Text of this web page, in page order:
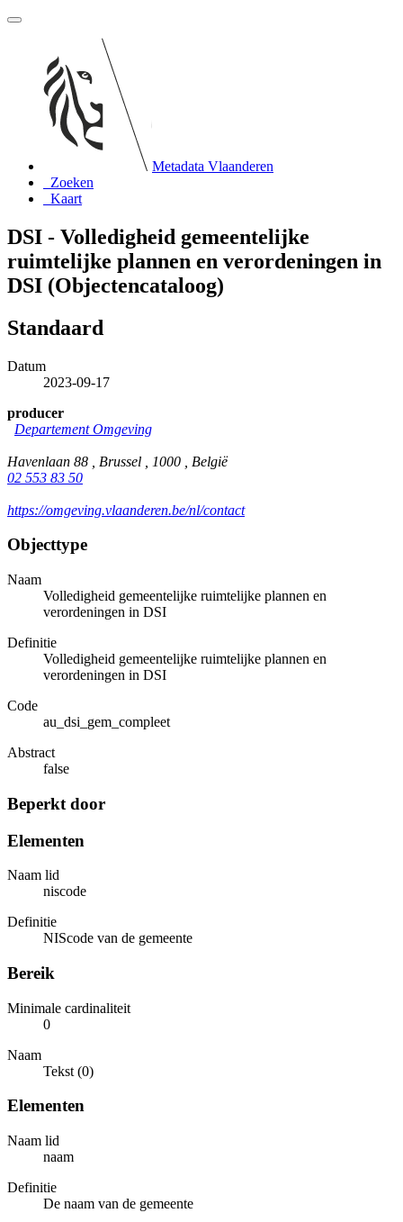
Metadata Vlaanderen
Zoeken
Kaart
DSI - Volledigheid gemeentelijke
ruimtelijke plannen en verordeningen in
DSI (Objectencataloog)
Standaard
Datum
2023-09-17
producer
Departement Omgeving
Havenlaan 88 , Brussel , 1000 , België
02 553 83 50
https://omgeving.vlaanderen.be/nl/contact
Objecttype
Naam
Volledigheid gemeentelijke ruimtelijke plannen en
verordeningen in DSI
Definitie
Volledigheid gemeentelijke ruimtelijke plannen en
verordeningen in DSI
Code
au_dsi_gem_compleet
Abstract
false
Beperkt door
Elementen
Naam lid
niscode
Definitie
NIScode van de gemeente
Bereik
Minimale cardinaliteit
0
Naam
Tekst (0)
Elementen
Naam lid
naam
Definitie
De naam van de gemeente